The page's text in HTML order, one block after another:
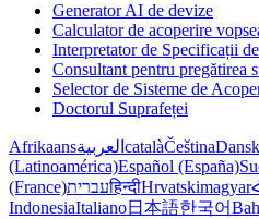
Generator AI de devize
Calculator de acoperire
Interpretator de Specificații
Consultant pentru pregătirea
Selector de Sisteme de
Doctorul Suprafeței
Afrikaansالعربية catalàČeštinaDansk
(Latinoamérica)Español (España)
(France)עבריתहिन्दीHrvatskimagyar
IndonesiaItaliano日本語한국어